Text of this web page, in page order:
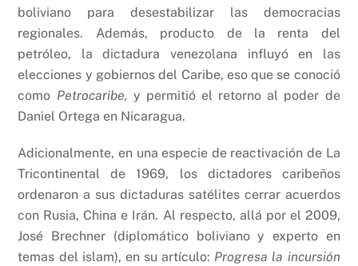
boliviano para desestabilizar las democracias
regionales. Además, producto de la renta del
petróleo, la dictadura venezolana influyó en las
elecciones y gobiernos del Caribe, eso que se conoció
como Petrocaribe, y permitió el retorno al poder de
Daniel Ortega en Nicaragua.
Adicionalmente, en una especie de reactivación de La
Tricontinental de 1969, los dictadores caribeños
ordenaron a sus dictaduras satélites cerrar acuerdos
con Rusia, China e Irán. Al respecto, allá por el 2009,
José Brechner (diplomático boliviano y experto en
temas del islam), en su artículo: Progresa la incursión